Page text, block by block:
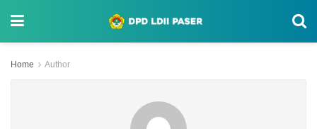
Home Author